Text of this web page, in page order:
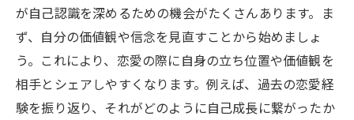
が自己認識を深めるための機会がたくさんあります。ま
ず、自分の価値観や信念を見直すことから始めましょ
う。これにより、恋愛の際に自身の立ち位置や価値観を
相手とシェアしやすくなります。例えば、過去の恋愛経
験を振り返り、それがどのように自己成長に繋がったか